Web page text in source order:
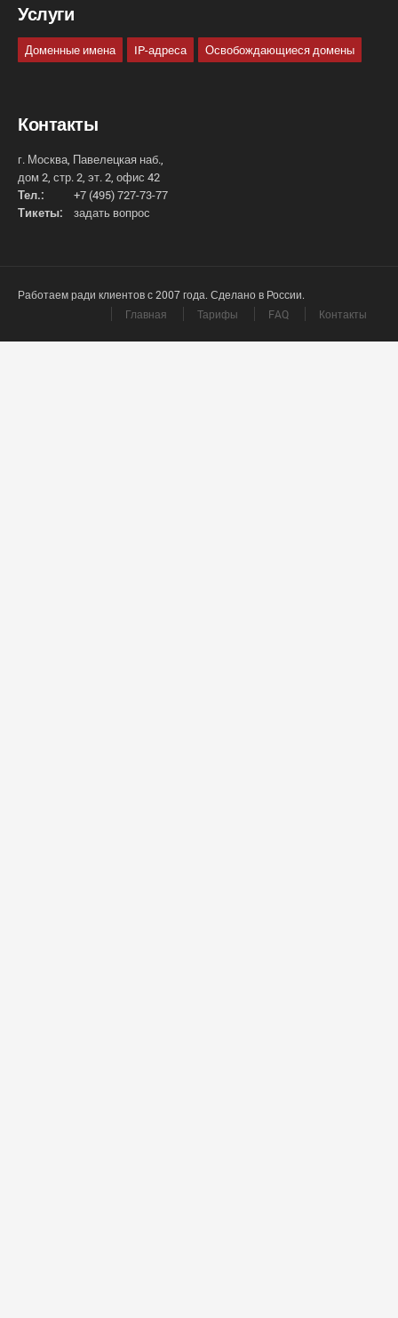
Услуги
Доменные имена IP-адреса Освобождающиеся домены
Контакты
г. Москва, Павелецкая наб.,
дом 2, стр. 2, эт. 2, офис 42
Тел.:
+7 (495) 727-73-77
Тикеты:
задать вопрос
Работаем ради клиентов с 2007 года. Сделано в России.
Главная
Тарифы FAQ Контакты